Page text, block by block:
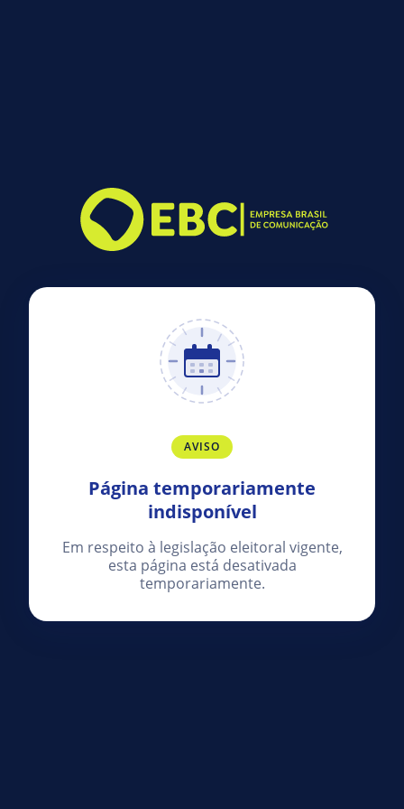
AVISO
Página temporariamente
indisponível
Em respeito à legislação eleitoral vigente,
esta página está desativada
temporariamente.